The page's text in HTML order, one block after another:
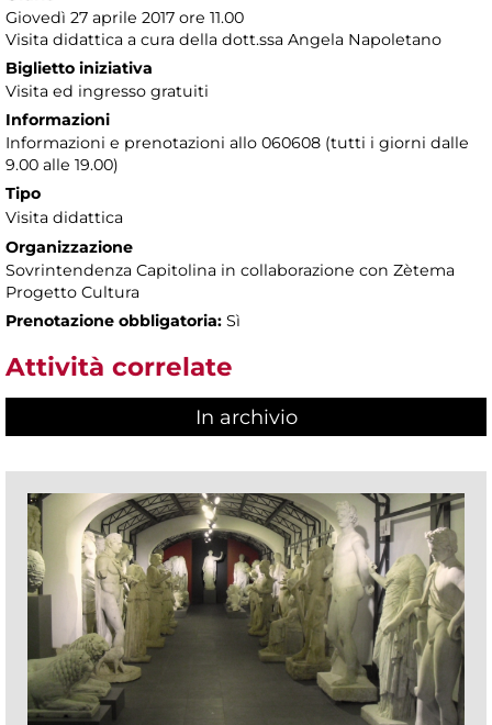
Giovedì 27 aprile 2017 ore 11.00
Visita didattica a cura della dott.ssa Angela Napoletano
Biglietto iniziativa
Visita ed ingresso gratuiti
Informazioni
Informazioni e prenotazioni allo 060608 (tutti i giorni dalle
9.00 alle 19.00)
Tipo
Visita didattica
Organizzazione
Sovrintendenza Capitolina in collaborazione con Zètema
Progetto Cultura
Prenotazione obbligatoria: Sì
Attività correlate
In archivio